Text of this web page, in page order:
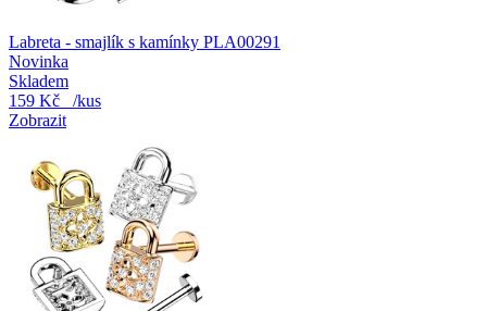
Labreta - smajlík s kamínky PLA00291
Novinka
Skladem
159 Kč
/kus
Zobrazit